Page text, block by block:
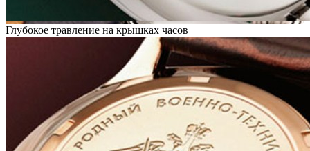
Глубокое травление на крышках часов